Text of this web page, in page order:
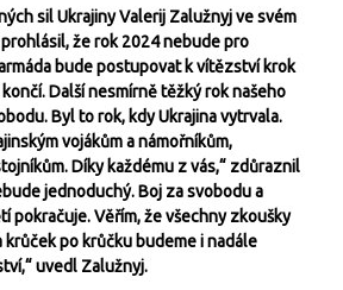
sil Ukrajiny Valerij Zalužnyj ve svém
že rok 2024 nebude pro
bude postupovat k vítězství krok
Další nesmírně těžký rok našeho
Byl to rok, kdy Ukrajina vytrvala.
vojákům a námořníkům,
Díky každému z vás,“ zdůraznil
jednoduchý. Boj za svobodu a
pokračuje. Věřím, že všechny zkoušky
po krůčku budeme i nadále
uvedl Zalužnyj.